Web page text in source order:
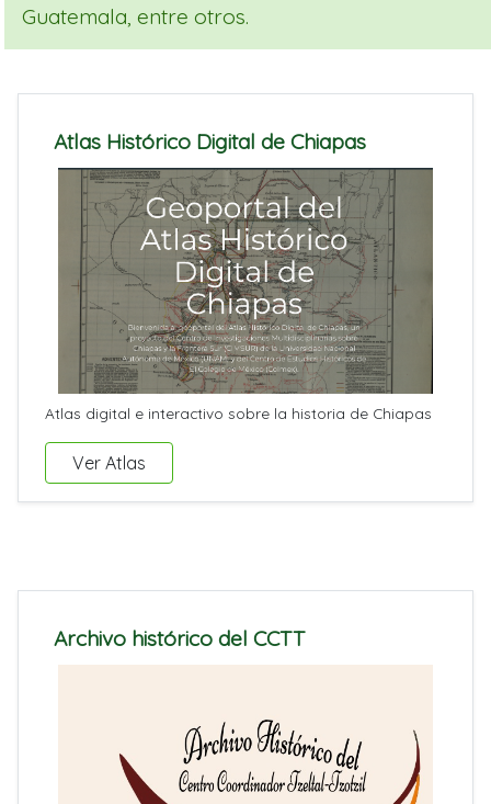
Guatemala, entre otros.
Atlas Histórico Digital de Chiapas
Atlas digital e interactivo sobre la historia de Chiapas
Ver Atlas
Archivo histórico del CCTT